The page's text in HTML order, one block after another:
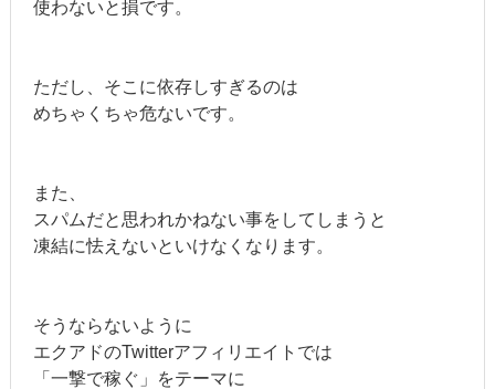
使わないと損です。
ただし、そこに依存しすぎるのは
めちゃくちゃ危ないです。
また、
スパムだと思われかねない事をしてしまうと
凍結に怯えないといけなくなります。
そうならないように
エクアドのTwitterアフィリエイトでは
「一撃で稼ぐ」をテーマに